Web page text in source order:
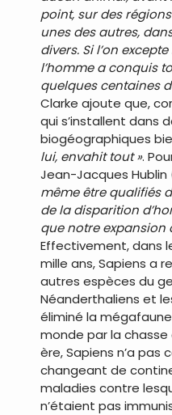
point, sur des
unes des autres,
divers. Si l’on
l’homme a conquis
quelques centaines
Clarke ajoute que,
qui s’installent dans
biogéographiques
lui, envahit tout ».
Jean-Jacques Hublin
même être qualifiés
de la disparition
que notre expansion
Effectivement, dans
mille ans, Sapiens a
autres espèces du
Néanderthaliens et
éliminé la
monde par la
ère, Sapiens n’a pas
changeant de
maladies contre
n’étaient pas